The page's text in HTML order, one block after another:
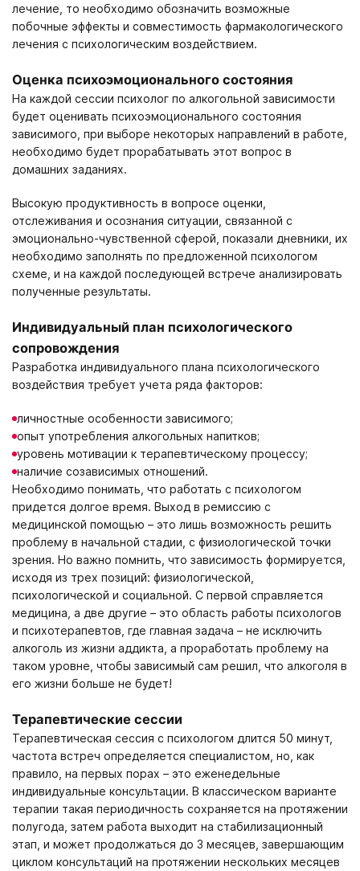
лечение, то необходимо обозначить возможные
побочные эффекты и совместимость фармакологического
лечения с психологическим воздействием.
Оценка психоэмоционального состояния
На каждой сессии психолог по алкогольной зависимости
будет оценивать психоэмоционального состояния
зависимого, при выборе некоторых направлений в работе,
необходимо будет прорабатывать этот вопрос в
домашних заданиях.
Высокую продуктивность в вопросе оценки,
отслеживания и осознания ситуации, связанной с
эмоционально-чувственной сферой, показали дневники, их
необходимо заполнять по предложенной психологом
схеме, и на каждой последующей встрече анализировать
полученные результаты.
Индивидуальный план психологического
сопровождения
Разработка индивидуального плана психологического
воздействия требует учета ряда факторов:
личностные особенности зависимого;
опыт употребления алкогольных напитков;
уровень мотивации к терапевтическому процессу;
наличие созависимых отношений.
Необходимо понимать, что работать с психологом
придется долгое время. Выход в ремиссию с
медицинской помощью – это лишь возможность решить
проблему в начальной стадии, с физиологической точки
зрения. Но важно помнить, что зависимость формируется,
исходя из трех позиций: физиологической,
психологической и социальной. С первой справляется
медицина, а две другие – это область работы психологов
и психотерапевтов, где главная задача – не исключить
алкоголь из жизни аддикта, а проработать проблему на
таком уровне, чтобы зависимый сам решил, что алкоголя в
его жизни больше не будет!
Терапевтические сессии
Терапевтическая сессия с психологом длится 50 минут,
частота встреч определяется специалистом, но, как
правило, на первых порах – это еженедельные
индивидуальные консультации. В классическом варианте
терапии такая периодичность сохраняется на протяжении
полугода, затем работа выходит на стабилизационный
этап, и может продолжаться до 3 месяцев, завершающим
циклом консультаций на протяжении нескольких месяцев
Нажимая кнопку «Получить консультацию», вы соглашаетесь
Оставить отзыв
Нажимая кнопку «Оставить отзыв», вы соглашаетесь с
политикой конфиденциальности
МоскваВологдаВеликий НовгородМурманск
ВладивостокЕкатеринбург